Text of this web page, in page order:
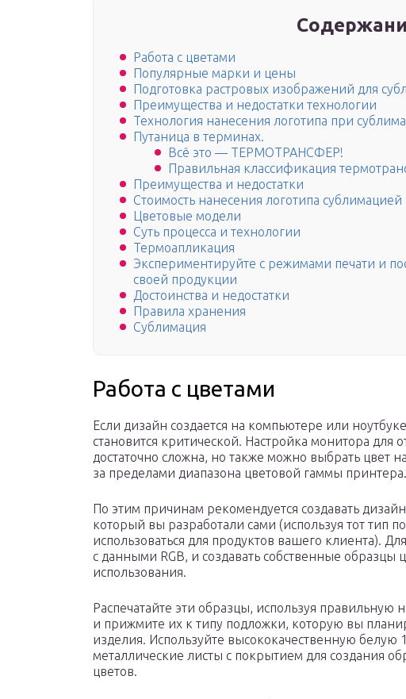
Работа с цветами
Популярные марки и цены
Подготовка растровых изображений для
Преимущества и недостатки технологии
Технология нанесения логотипа при
Путаница в терминах.
Всё это — ТЕРМОТРАНСФЕР!
Правильная классификация
Преимущества и недостатки
Стоимость нанесения логотипа
Цветовые модели
Суть процесса и технологии
Термоапликация
Экспериментируйте с режимами печати и
своей продукции
Достоинства и недостатки
Правила хранения
Сублимация
Работа с цветами
Если дизайн создается на компьютере или
становится критической. Настройка монитора для
достаточно сложна, но также можно выбрать цвет
за пределами диапазона цветовой гаммы принтера.
По этим причинам рекомендуется создавать
который вы разработали сами (используя тот тип
использоваться для продуктов вашего клиента).
с данными RGB, и создавать собственные образцы
использования.
Распечатайте эти образцы, используя правильную
и прижмите их к типу подложки, которую вы
изделия. Используйте высококачественную белую
металлические листы с покрытием для создания
цветов.